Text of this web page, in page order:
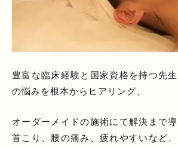
豊富な臨床経験と国家資格を持つ先
の悩みを根本からヒアリング、
オーダーメイドの施術にて解決まで導
首こり、腰の痛み、疲れやすいなど